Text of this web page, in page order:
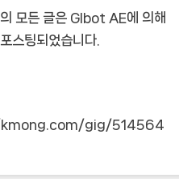
모든 글은 Glbot AE에 의해
스팅되었습니다.
gig/514564